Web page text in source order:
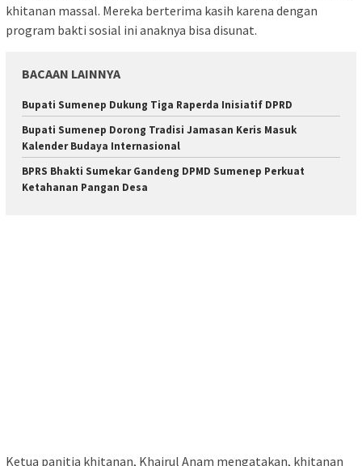
khitanan massal. Mereka berterima kasih karena dengan
program bakti sosial ini anaknya bisa disunat.
BACAAN LAINNYA
Bupati Sumenep Dukung Tiga Raperda Inisiatif DPRD
Bupati Sumenep Dorong Tradisi Jamasan Keris Masuk
Kalender Budaya Internasional
BPRS Bhakti Sumekar Gandeng DPMD Sumenep Perkuat
Ketahanan Pangan Desa
Ketua panitia khitanan, Khairul Anam mengatakan, khitanan